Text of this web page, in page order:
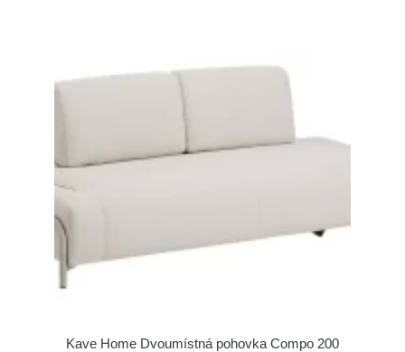
Kave Home Dvoumístná pohovka Compo 200